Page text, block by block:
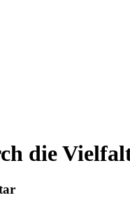
die